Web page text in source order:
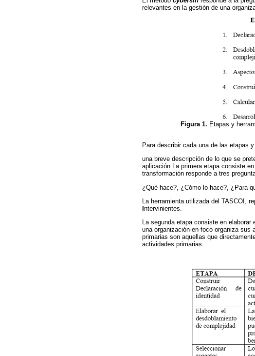
relevantes en la gestión de una
Figura 1. Etapas y
Para describir cada una de las etapas
una breve descripción de lo que se
aplicación La primera etapa consiste
transformación responde a tres
¿Qué hace?, ¿Cómo lo hace?, ¿Para
La herramienta utilizada del TASCOI,
ntervinientes.
La segunda etapa consiste en
una organización-en-foco organiza
primarias son aquellas que
actividades primarias.